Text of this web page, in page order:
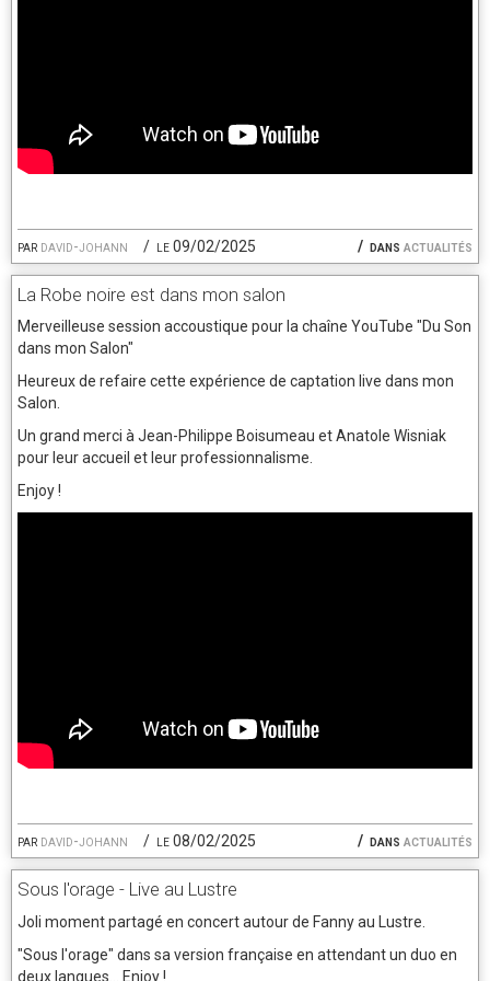
par david-johann le 09/02/2025 dans actualités
La Robe noire est dans mon salon
par david-johann le 08/02/2025 dans actualités
Merveilleuse session accoustique pour la chaîne YouTube "Du Son
dans mon Salon"
Heureux de refaire cette expérience de captation live dans mon
Salon.
Un grand merci à Jean-Philippe Boisumeau et Anatole Wisniak
pour leur accueil et leur professionnalisme.
Enjoy !
Sous l'orage - Live au Lustre
Joli moment partagé en concert autour de Fanny au Lustre.
"Sous l'orage" dans sa version française en attendant un duo en
deux langues... Enjoy !